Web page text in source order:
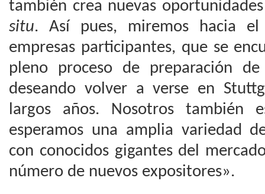
también crea nuevas
situ. Así pues, miremos hacia
empresas participantes, que se
pleno proceso de preparación
deseando volver a verse en
largos años. Nosotros también
esperamos una amplia variedad
con conocidos gigantes del
número de nuevos expositores».